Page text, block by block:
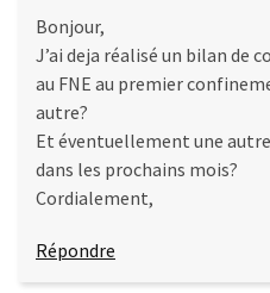
Bonjour,
J’ai deja réalisé un bilan de
au FNE au premier
autre?
Et éventuellement une
dans les prochains mois?
Cordialement,
Répondre